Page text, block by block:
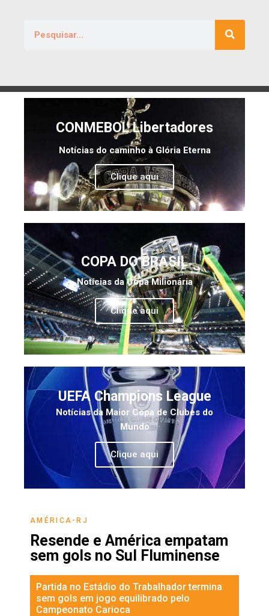
CONMEBOL Libertadores
Notícias do caminho à Glória Eterna
Clique aqui
COPA DO BRASIL
Notícias da Copa Milionária
Clique aqui
UEFA Champions League
Notícias da Maior Copa de Clubes do
Mundo
Clique aqui
AMÉRICA-RJ
Resende e América empatam
sem gols no Sul Fluminense
Partida no Estádio do Trabalhador termina
sem gols em jogo equilibrado pelo
Campeonato Carioca